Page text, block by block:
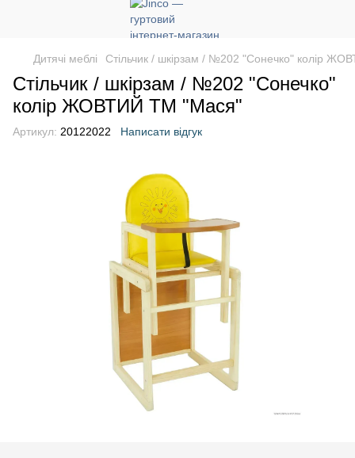
Дитячі меблі Стільчик / шкірзам / №202 "Сонечко" колір
Стільчик / шкірзам / №202 "Сонечко"
колір ЖОВТИЙ ТМ "Мася"
Артикул: 20122022 Написати відгук